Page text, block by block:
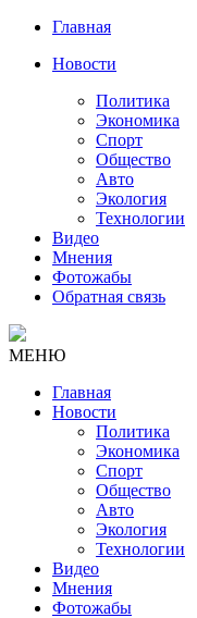
Главная
Новости
Политика
Экономика
Спорт
Общество
Авто
Экология
Технологии
Видео
Мнения
Фотожабы
Обратная связь
МЕНЮ
Главная
Новости
Политика
Экономика
Спорт
Общество
Авто
Экология
Технологии
Видео
Мнения
Фотожабы